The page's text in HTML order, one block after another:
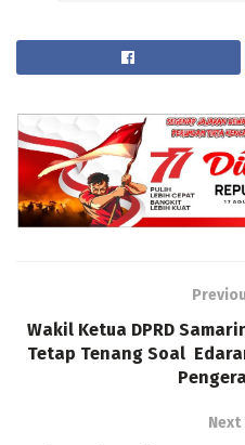
Wakil Ketua DPRD
Tetap Tenang Soal